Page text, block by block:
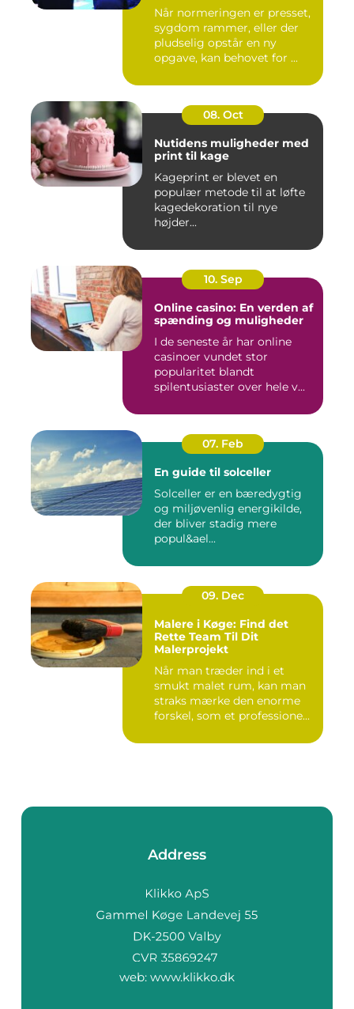
Når normeringen er presset,
sygdom rammer, eller der
pludselig opstår en ny
opgave, kan behovet for ...
08. Oct
Nutidens muligheder med
print til kage
Kageprint er blevet en
populær metode til at løfte
kagedekoration til nye
højder...
10. Sep
Online casino: En verden af
spænding og muligheder
I de seneste år har online
casinoer vundet stor
popularitet blandt
spilentusiaster over hele v...
07. Feb
En guide til solceller
Solceller er en bæredygtig
og miljøvenlig energikilde,
der bliver stadig mere
popul&ael...
09. Dec
Malere i Køge: Find det
Rette Team Til Dit
Malerprojekt
Når man træder ind i et
smukt malet rum, kan man
straks mærke den enorme
forskel, som et professione...
Address
web: www.klikko.dk